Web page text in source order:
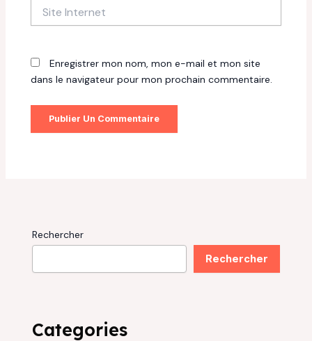
Internet
Enregistrer mon nom, mon e-mail et mon site
dans le navigateur pour mon prochain commentaire.
Rechercher
Rechercher
Categories